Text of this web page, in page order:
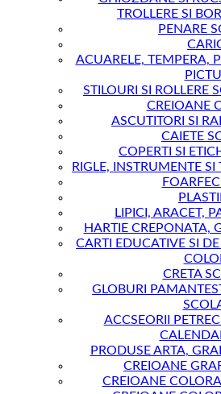
TROLLERE SI
PENARE
ACUARELE, TEMPERA,
STILOURI SI ROLLERE
CREIOANE
ASCUTITORI SI
CAIETE
COPERTI SI
RIGLE, INSTRUMENTE
LIPICI, ARACET,
HARTIE CREPONATA,
CARTI EDUCATIVE SI
CRETA
GLOBURI
ACCSEORII
PRODUSE ARTA,
CREIOANE
CREIOANE